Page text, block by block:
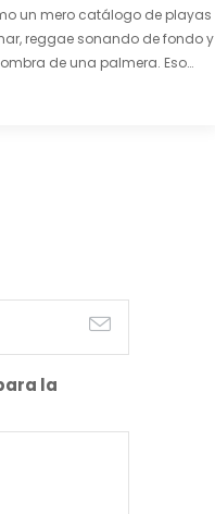
un mero catálogo de playas
reggae sonando de fondo y
de una palmera. Eso
la